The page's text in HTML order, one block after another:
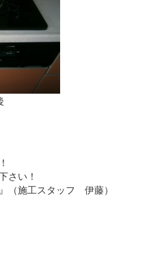
さい！
（施工スタッフ 伊藤）